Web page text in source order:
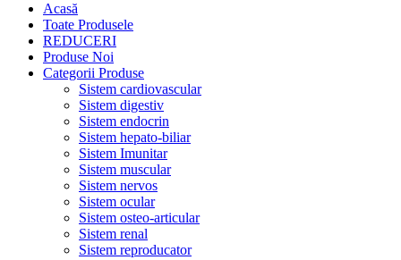
Acasă
Toate Produsele
REDUCERI
Produse Noi
Categorii Produse
Sistem cardiovascular
Sistem digestiv
Sistem endocrin
Sistem hepato-biliar
Sistem Imunitar
Sistem muscular
Sistem nervos
Sistem ocular
Sistem osteo-articular
Sistem renal
Sistem reproducator